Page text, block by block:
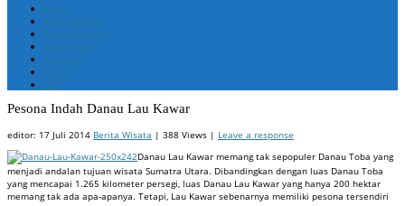
Home
Berita Bekasi
Berita Cikarang
Berita Jabar
Nasional
Politik
ADV
Pesona Indah Danau Lau Kawar
editor: 17 Juli 2014 Berita Wisata | 388 Views | Leave a response
Danau Lau Kawar memang tak sepopuler Danau Toba yang
menjadi andalan tujuan wisata Sumatra Utara. Dibandingkan dengan luas Danau Toba
yang mencapai 1.265 kilometer persegi, luas Danau Lau Kawar yang hanya 200 hektar
memang tak ada apa-apanya. Tetapi, Lau Kawar sebenarnya memiliki pesona tersendiri